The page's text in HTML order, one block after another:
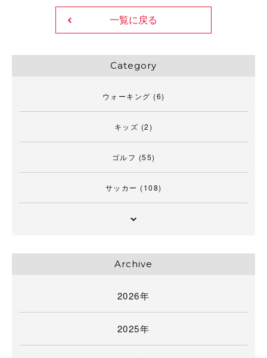
一覧に戻る
Category
ウォーキング (6)
キッズ (2)
ゴルフ (55)
サッカー (108)
Archive
2026年
2025年